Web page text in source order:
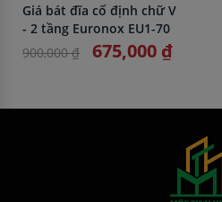
Giá bát đĩa cố định chữ V
- 2 tầng Euronox EU1-70
900,000 ₫
675,000 ₫